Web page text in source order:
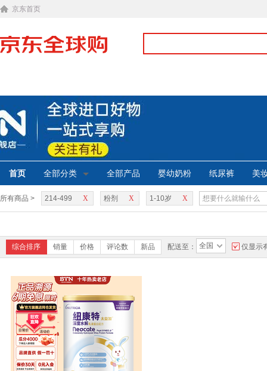
京东首页
首页 全部分类 全部产品 婴幼奶粉 纸尿裤 美
所有商品 > X
214-499 X
粉剂 X
1-10岁
综合排序 销量 价格 评论数 新品 配送至： 全国 仅显示